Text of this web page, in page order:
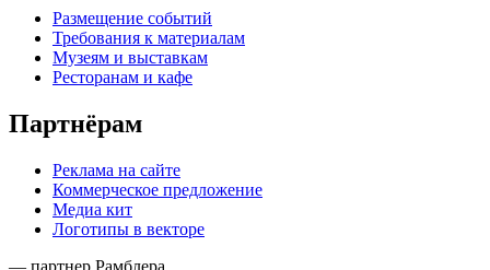
Размещение событий
Требования к материалам
Музеям и выставкам
Ресторанам и кафе
Партнёрам
Реклама на сайте
Коммерческое предложение
Медиа кит
Логотипы в векторе
— партнер Рамблера